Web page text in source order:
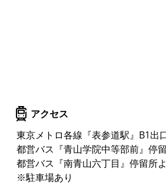
アクセス
東京メトロ各線『表参道駅』B1出
都営バス『青山学院中等部前』停
都営バス『南青山六丁目』停留所
※駐車場あり